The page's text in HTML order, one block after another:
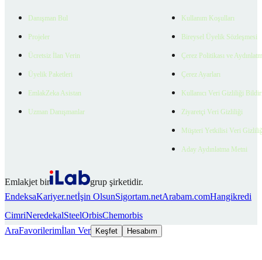
Danışman Bul
Projeler
Ücretsiz İlan Verin
Üyelik Paketleri
EmlakZeka Asistan
Uzman Danışmanlar
Kullanım Koşulları
Bireysel Üyelik Sözleşmesi
Çerez Politikası ve
Çerez Ayarları
Kullanıcı Veri Gizliliği
Ziyaretçi Veri Gizliliği
Müşteri Yetkilisi Veri
Aday Aydınlatma Metni
Emlakjet bir
grup şirketidir.
EndeksaKariyer.netİşin OlsunSigortam.netArabam.comHangikredi
CimriNeredekalSteelOrbisChemorbis
AraFavorilerimİlan Ver Keşfet Hesabım